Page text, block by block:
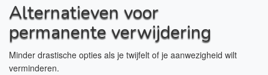
Alternatieven voor
permanente verwijdering
Minder drastische opties als je twijfelt of je aanwezigheid wilt
verminderen.